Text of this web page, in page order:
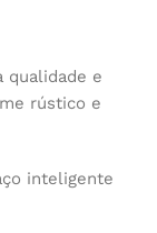
qualidade e
rústico e
inteligente